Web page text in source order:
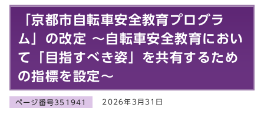
「京都市自転車安全教育プログラ
ム」の改定 ～自転車安全教育におい
て「目指すべき姿」を共有するため
の指標を設定～
ページ番号351941 2026年3月31日